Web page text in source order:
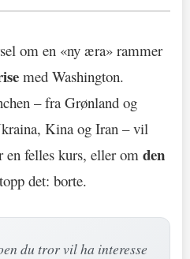
om en «ny æra» rammer
med Washington.
– fra Grønland og
Kina og Iran – vil
en felles kurs, eller om den
det: borte.
du tror vil ha interesse